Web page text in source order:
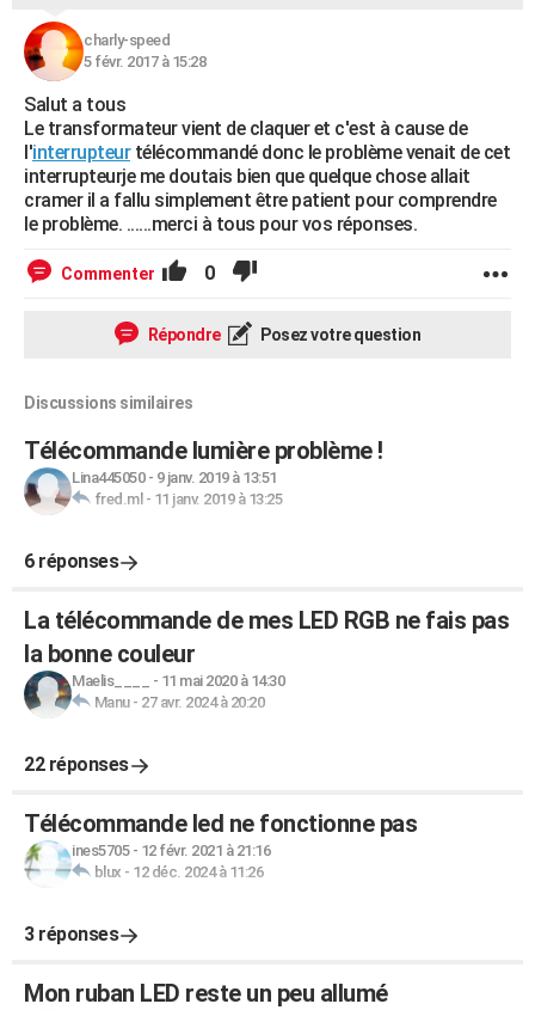
charly-speed
5 févr. 2017 à 15:28
Salut a tous
Le transformateur vient de claquer et c'est à cause de
l'interrupteurtélécommandé donc le problème venait de cet
interrupteurje me doutais bien que quelque chose allait
cramer il a fallu simplement être patient pour comprendre
le problème. ......merci à tous pour vos réponses.
Commenter 0
Répondre Posez votre question
Discussions similaires
Télécommande lumière problème !
Lina445050- 9 janv. 2019 à 13:51
fred.ml - 11 janv. 2019 à 13:25
6 réponses
La télécommande de mes LED RGB ne fais pas
la bonne couleur
Maelis____ - 11 mai 2020 à 14:30
Manu- 27 avr. 2024 à 20:20
22 réponses
Télécommande led ne fonctionne pas
ines5705- 12 févr. 2021 à 21:16
blux - 12 déc. 2024 à 11:26
3 réponses
Mon ruban LED reste un peu allumé